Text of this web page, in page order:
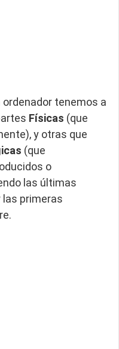
tenemos a
Físicas (que
y otras que
(que
o
las últimas
las primeras